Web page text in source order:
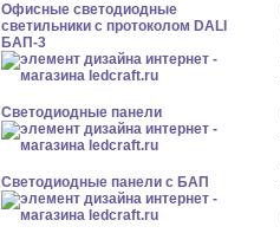
Офисные светодиодные
светильники с протоколом DALI
БАП-3
Cветодиодные панели
Cветодиодные панели с БАП